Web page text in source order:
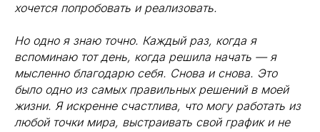
хочется попробовать и реализовать.
Но одно я знаю точно. Каждый раз, когда я
вспоминаю тот день, когда решила начать — я
мысленно благодарю себя. Снова и снова. Это
было одно из самых правильных решений в моей
жизни. Я искренне счастлива, что могу работать из
любой точки мира, выстраивать свой график и не